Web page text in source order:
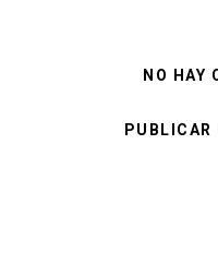
NO HAY
PUBLICAR